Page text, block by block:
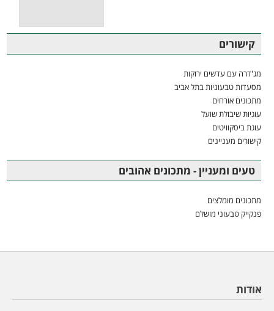
קישורים
מג'דרה עם עדשים ירוקות
מסעדות טבעוניות בתל אביב
מתכונים אורחים
עוגיות שיבולת שועל
עוגת ביסקוויטים
קישורים מעניינים
טעים ומעניין - מתכונים אהובים
מתכונים מומלצים
פנקייק טבעוני מושלם
אודות